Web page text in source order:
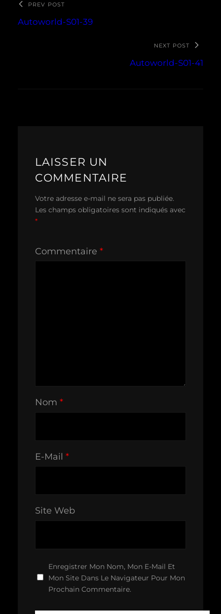
PREV POST
Autoworld-S01-39
NEXT POST
Autoworld-S01-41
LAISSER UN
COMMENTAIRE
Votre adresse e-mail ne sera pas publiée.
Les champs obligatoires sont indiqués avec
*
Commentaire *
Nom *
E-Mail *
Site Web
Enregistrer Mon Nom, Mon E-Mail Et
Mon Site Dans Le Navigateur Pour Mon
Prochain Commentaire.